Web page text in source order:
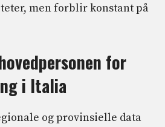
men forblir konstant på
for
i Italia
og provinsielle data